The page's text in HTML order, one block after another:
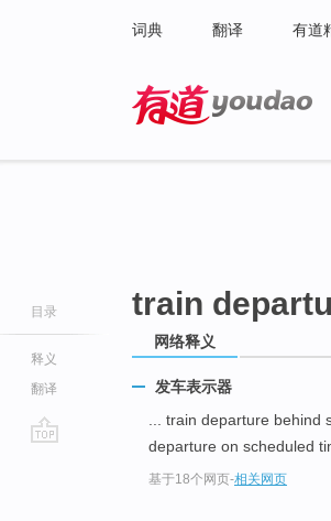
词典 翻译 有道
目录
释义
翻译
train
网络释义
发车表示器
... train departure
departure on scheduled
基于18个网页-相关网页